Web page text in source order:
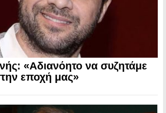
«Αδιανόητο να συζητάμε
εποχή μας»